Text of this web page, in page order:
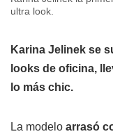
ultra look.
Karina Jelinek se
looks de oficina,
lo más chic.
La modelo arrasó